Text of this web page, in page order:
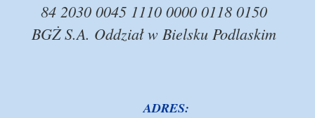
84 2030 0045 1110 0000 0118 0150
BGŻ S.A. Oddział w Bielsku Podlaskim
ADRES: